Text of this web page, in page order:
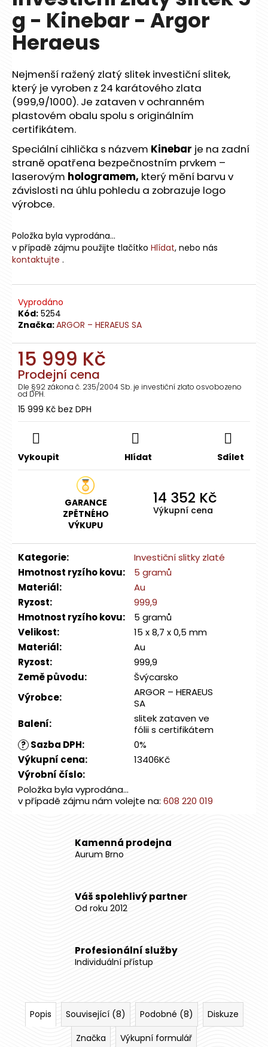
z
5
hvězdiček.
g - Kinebar - Argor
Heraeus
Nejmenší ražený zlatý slitek investiční slitek,
který je vyroben z 24 karátového zlata
(999,9/1000). Je zataven v ochranném
plastovém obalu spolu s originálním
certifikátem.
Speciální cihlička s názvem Kinebar je na zadní
straně opatřena bezpečnostním prvkem –
laserovým hologramem, který mění barvu v
závislosti na úhlu pohledu a zobrazuje logo
výrobce.
Položka byla vyprodána…
v případě zájmu použijte tlačítko Hlídat, nebo nás
kontaktujte .
Vyprodáno
Kód: 5254
Značka:ARGOR – HERAEUS SA
15 999 Kč
Prodejní cena
Dle §92 zákona č. 235/2004 Sb. je investiční zlato osvobozeno
od DPH.
15 999 Kč bez DPH
Měrná
cena:
Vykoupit Hlídat Sdílet
GARANCE
ZPĚTNÉHO
VÝKUPU
14 352 Kč
Výkupní cena
Kategorie:
Investiční slitky zlaté
Hmotnost ryzího kovu:
5 gramů
Materiál:
Au
Ryzost:
999,9
Hmotnost ryzího kovu:
5 gramů
Velikost:
15 x 8,7 x 0,5 mm
Materiál:
Au
Ryzost:
999,9
Země původu:
Švýcarsko
Výrobce:
ARGOR – HERAEUS
SA
Balení:
slitek zataven ve
fólii s certifikátem
? Sazba DPH:
0%
Výkupní cena:
13406Kč
Výrobní číslo:
Položka byla vyprodána…
v případě zájmu nám volejte na: 608 220 019
Kamenná prodejna
Aurum Brno
Váš spolehlivý partner
Od roku 2012
Profesionální služby
Individuální přístup
Popis Související (8) Podobné (8)
Diskuze
Značka
Výkupní formulář
a
j
í
?
D
o
o
r
u
u
e
m
INVESTIČNÍ
ZLATÝ
SLITEK
1G
ARGOR
HERAEUS
GV
3